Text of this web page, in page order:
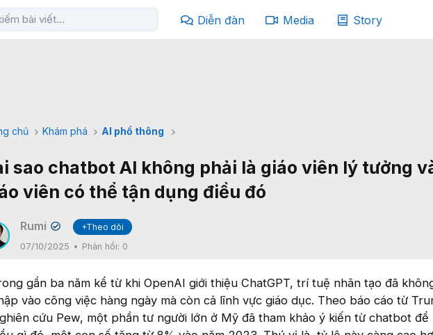
Diễn đàn Media Story
chủ Khám phá AI phổ thông
sao chatbot AI không phải là giáo viên lý tưởng
viên có thể tận dụng điều đó
Rumi ✔
+Theo dõi
07/10/2025
Phản hồi: 0
gần ba năm kể từ khi OpenAI giới thiệu ChatGPT, trí tuệ nhân tạo đã
vào công việc hàng ngày mà còn cả lĩnh vực giáo dục. Theo báo cáo từ
cứu Pew, một phần tư người lớn ở Mỹ đã tham khảo ý kiến từ chatbot để